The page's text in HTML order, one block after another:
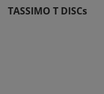
TASSIMO T DISCs